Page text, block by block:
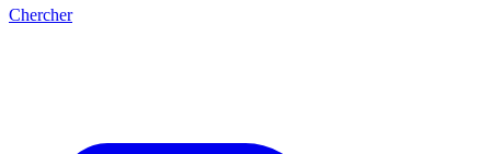
Chercher